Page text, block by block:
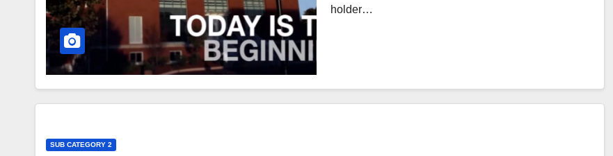
holder…
SUB CATEGORY 2